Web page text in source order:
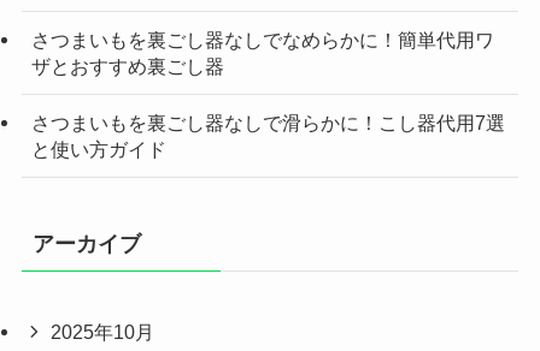
さつまいもを裏ごし器なしでなめらかに！簡単代用ワ
ザとおすすめ裏ごし器
さつまいもを裏ごし器なしで滑らかに！こし器代用7選
と使い方ガイド
アーカイブ
2025年10月